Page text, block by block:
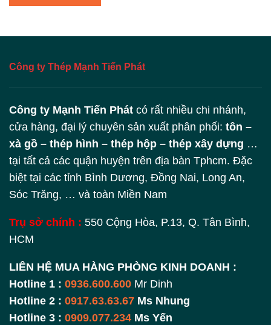
Công ty Thép Mạnh Tiến Phát
Công ty Mạnh Tiến Phát có rất nhiều chi nhánh,
cửa hàng, đại lý chuyên sản xuất phân phối: tôn –
xà gồ – thép hình – thép hộp – thép xây dựng …
tại tất cả các quận huyện trên địa bàn Tphcm. Đặc
biệt tại các tỉnh Bình Dương, Đồng Nai, Long An,
Sóc Trăng, … và toàn Miền Nam
Trụ sở chính : 550 Cộng Hòa, P.13, Q. Tân Bình,
HCM
LIÊN HỆ MUA HÀNG PHÒNG KINH DOANH :
Hotline 1 : 0936.600.600 Mr Dinh
Hotline 2 : 0917.63.63.67 Ms Nhung
Hotline 3 : 0909.077.234 Ms Yến